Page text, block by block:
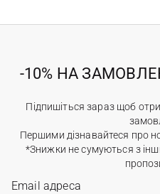
-10% НА
Підпишіться зараз щоб
Першими дізнавайтеся про
*Знижки не сумуються з